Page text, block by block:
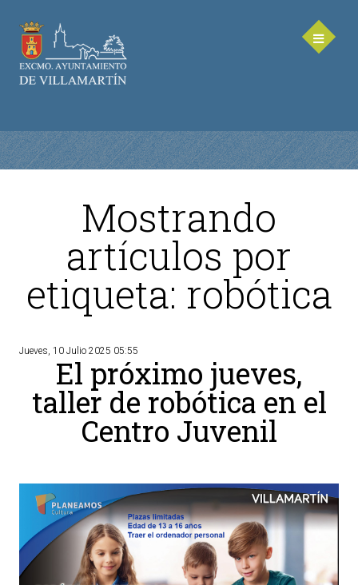
AYUNTAMIENTO
Saluda de la Alcaldesa
Equipo de Gobierno
Corporación Municipal - Legislatura 2023-2027
Teléfonos de contacto
Ordenanzas Municipales
Servicios Municipales
Accesibilidad
Salud
Educación
Deportes
Centros Sociales y Asistenciales
Mostrando
artículos por
etiqueta: robótica
Jueves, 10 Julio 2025 05:55
El próximo jueves,
taller de robótica en el
Centro Juvenil